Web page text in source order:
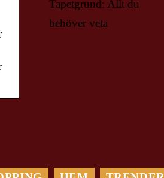
Tapetgrund: Allt du
behöver veta